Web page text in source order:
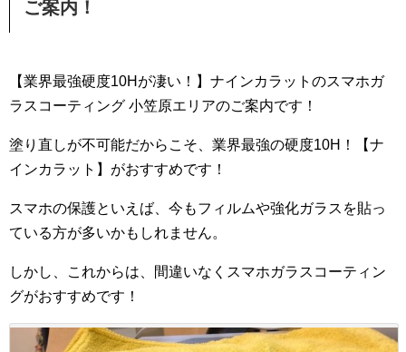
ご案内！
【業界最強硬度10Hが凄い！】ナインカラットのスマホガ
ラスコーティング 小笠原エリアのご案内です！
塗り直しが不可能だからこそ、業界最強の硬度10H！【ナ
インカラット】がおすすめです！
スマホの保護といえば、今もフィルムや強化ガラスを貼っ
ている方が多いかもしれません。
しかし、これからは、間違いなくスマホガラスコーティン
グがおすすめです！